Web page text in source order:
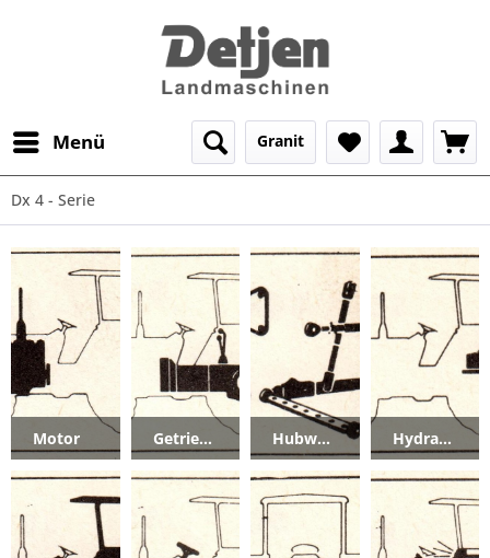
Menü Granit
Dx 4 - Serie
Motor Getriebe_Kupplung Hubwerk_Zugvorrichtung Hydraulik